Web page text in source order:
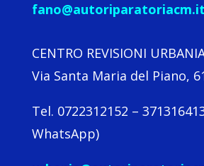
fano@autoriparatoriacm.it
CENTRO REVISIONI
Via Santa Maria del Piano,
Tel. 0722312152 –
WhatsApp)